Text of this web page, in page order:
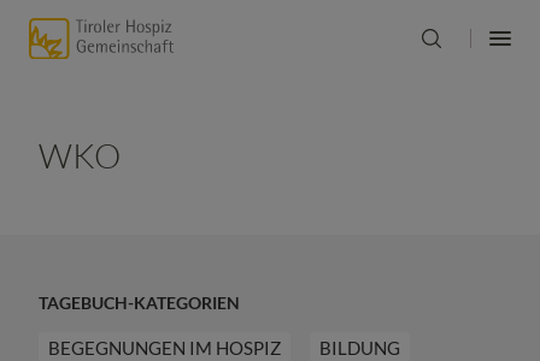
WKO
TAGEBUCH-KATEGORIEN
BEGEGNUNGEN IM HOSPIZ
BILDUNG